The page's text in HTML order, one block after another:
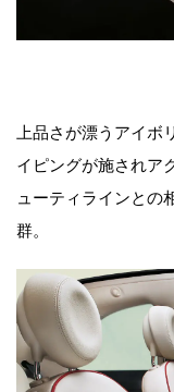
上品さが漂うアイ
イピングが施されア
ューティラインとの
群。